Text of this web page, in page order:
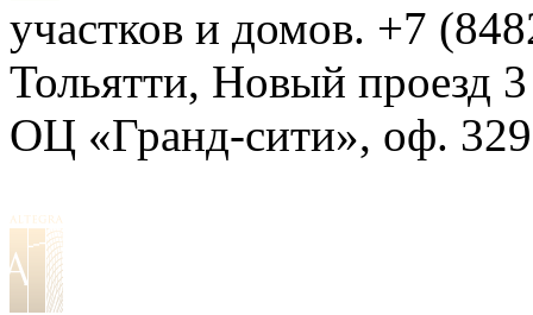
участков и домов. +7
Тольятти, Новый проезд 3
ОЦ «Гранд-сити», оф.